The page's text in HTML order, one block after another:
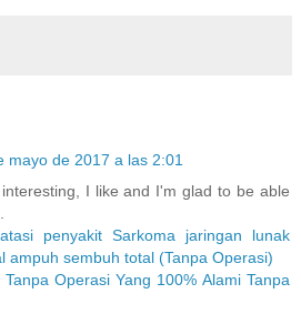
mayo de 2017 a las 2:01
I like and I'm glad to be able
penyakit Sarkoma jaringan lunak
ampuh sembuh total (Tanpa Operasi)
Operasi Yang 100% Alami Tanpa